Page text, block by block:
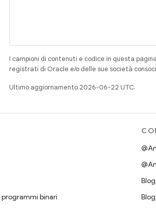
I campioni di contenuti e codice in questa
registrati di Oracle e/o delle sue società
Ultimo aggiornamento 2026-06-22 UTC.
binari